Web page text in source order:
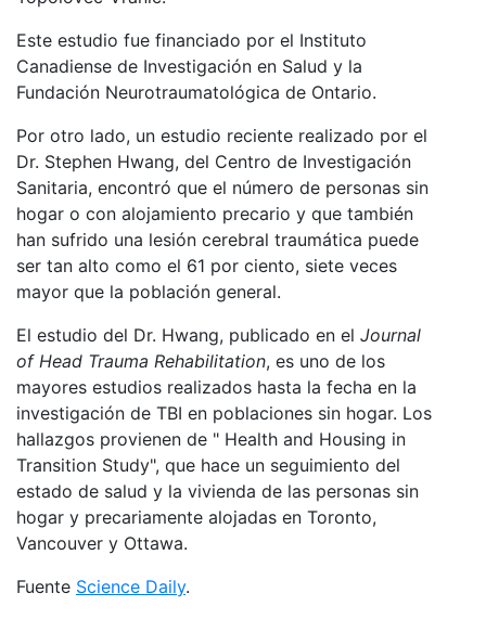
Este estudio fue financiado por el Instituto
Canadiense de Investigación en Salud y la
Fundación Neurotraumatológica de Ontario.
Por otro lado, un estudio reciente realizado por el
Dr. Stephen Hwang, del Centro de Investigación
Sanitaria, encontró que el número de personas sin
hogar o con alojamiento precario y que también
han sufrido una lesión cerebral traumática puede
ser tan alto como el 61 por ciento, siete veces
mayor que la población general.
El estudio del Dr. Hwang, publicado en el Journal
of Head Trauma Rehabilitation, es uno de los
mayores estudios realizados hasta la fecha en la
investigación de TBI en poblaciones sin hogar. Los
hallazgos provienen de " Health and Housing in
Transition Study", que hace un seguimiento del
estado de salud y la vivienda de las personas sin
hogar y precariamente alojadas en Toronto,
Vancouver y Ottawa.
Fuente Science Daily.